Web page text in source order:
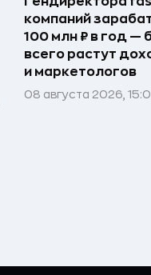
компаний
100 млн ₽ в год —
всего растут
и маркетологов
08 августа 2026,